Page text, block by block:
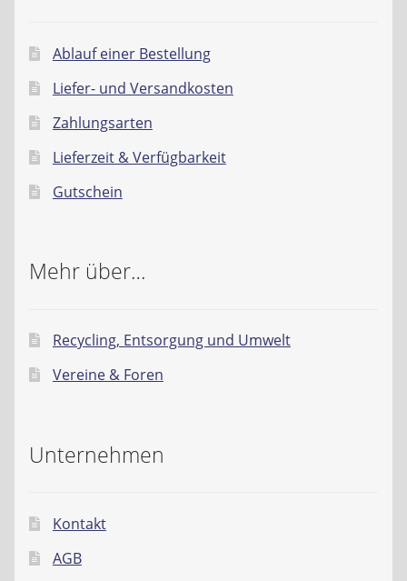
Ablauf einer Bestellung
Liefer- und Versandkosten
Zahlungsarten
Lieferzeit & Verfügbarkeit
Gutschein
Mehr über…
Recycling, Entsorgung und Umwelt
Vereine & Foren
Unternehmen
Kontakt
AGB